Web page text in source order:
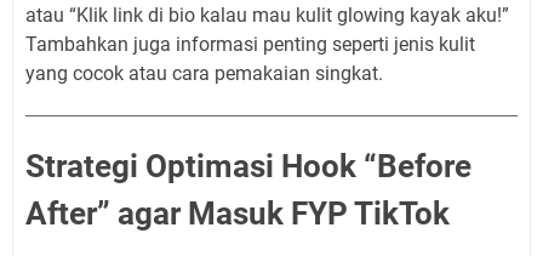
atau “Klik link di bio kalau mau kulit glowing kayak aku!”
Tambahkan juga informasi penting seperti jenis kulit
yang cocok atau cara pemakaian singkat.
Strategi Optimasi Hook “Before
After” agar Masuk FYP TikTok